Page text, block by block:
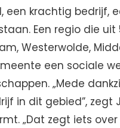
een krachtig bedrijf,
Een regio die
Westerwolde,
een sociale
„Mede
in dit gebied”, zegt
„Dat zegt iets